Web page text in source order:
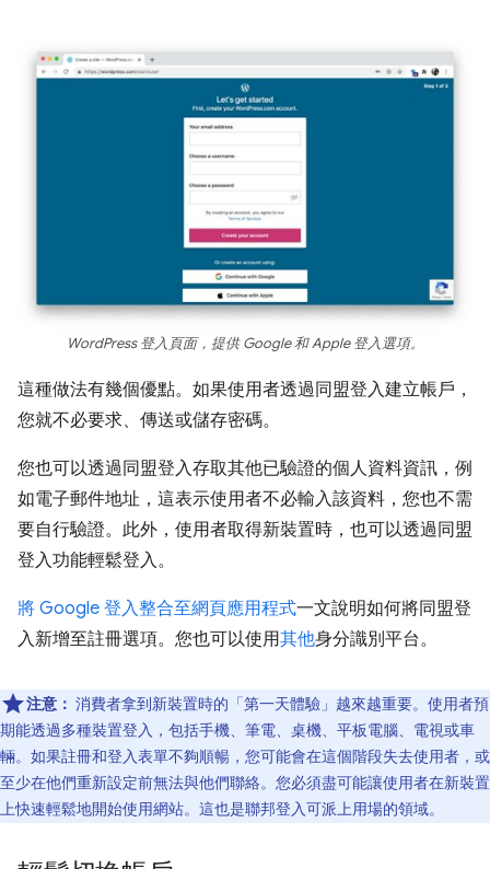
WordPress 登入頁面，提供 Google 和 Apple 登入選項。
這種做法有幾個優點。如果使用者透過同盟登入建立帳戶，
您就不必要求、傳送或儲存密碼。
您也可以透過同盟登入存取其他已驗證的個人資料資訊，例
如電子郵件地址，這表示使用者不必輸入該資料，您也不需
要自行驗證。此外，使用者取得新裝置時，也可以透過同盟
登入功能輕鬆登入。
將 Google 登入整合至網頁應用程式一文說明如何將同盟登
入新增至註冊選項。您也可以使用其他身分識別平台。
注意： 消費者拿到新裝置時的「第一天體驗」越來越重要。使用者預
期能透過多種裝置登入，包括手機、筆電、桌機、平板電腦、電視或車
輛。如果註冊和登入表單不夠順暢，您可能會在這個階段失去使用者，或
至少在他們重新設定前無法與他們聯絡。您必須盡可能讓使用者在新裝置
上快速輕鬆地開始使用網站。這也是聯邦登入可派上用場的領域。